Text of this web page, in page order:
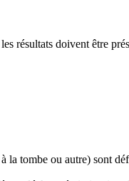
résultats doivent être
la tombe ou autre) sont